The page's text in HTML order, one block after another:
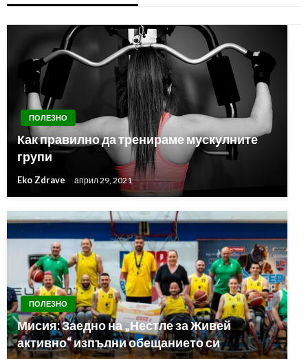
ПОЛЕЗНО
Как правилно да тренираме мускулните
групи
Eko Zdrave април 29, 2021
ПОЛЕЗНО
Мисия: Заедно на „Нестле за Живей
активно“ изпълни обещанието си